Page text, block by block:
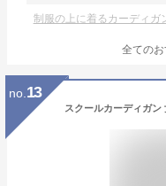
制服の上に着るカーディガ
全てのお
no. 13